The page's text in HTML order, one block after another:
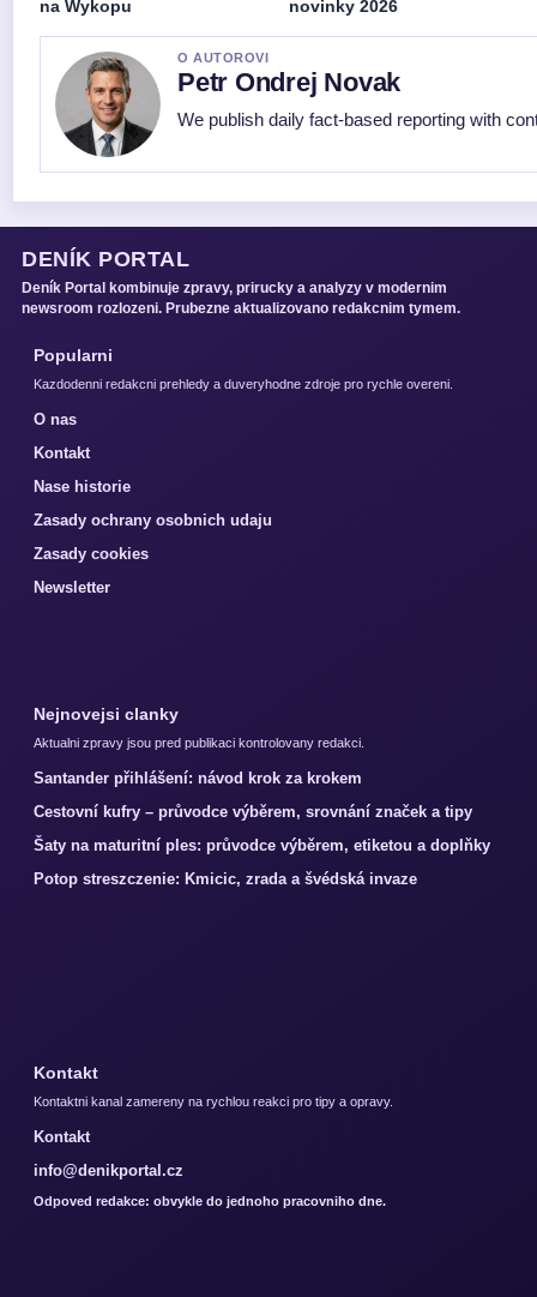
na Wykopu novinky 2026
O AUTOROVI
Petr Ondrej Novak
We publish daily fact-based reporting with
DENÍK PORTAL
Deník Portal kombinuje zpravy, prirucky a analyzy v modernim
newsroom rozlozeni. Prubezne aktualizovano redakcnim tymem.
Popularni
Kazdodenni redakcni prehledy a duveryhodne zdroje pro rychle overeni.
O nas
Kontakt
Nase historie
Zasady ochrany osobnich udaju
Zasady cookies
Newsletter
Nejnovejsi clanky
Aktualni zpravy jsou pred publikaci kontrolovany redakci.
Santander přihlášení: návod krok za krokem
Cestovní kufry – průvodce výběrem, srovnání značek a tipy
Šaty na maturitní ples: průvodce výběrem, etiketou a doplňky
Potop streszczenie: Kmicic, zrada a švédská invaze
Kontakt
Kontaktni kanal zamereny na rychlou reakci pro tipy a opravy.
Kontakt
info@denikportal.cz
Odpoved redakce: obvykle do jednoho pracovniho dne.